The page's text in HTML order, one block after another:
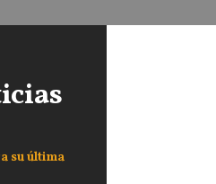
su última